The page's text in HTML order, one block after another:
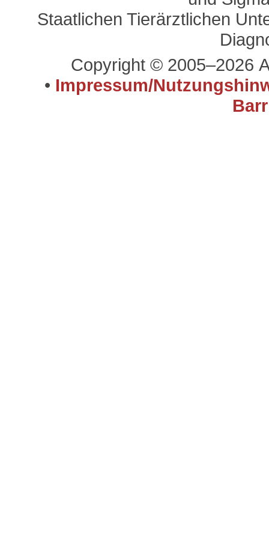
Staatlichen Tierärztlichen
Copyright © 2005–2026
• Impressum/